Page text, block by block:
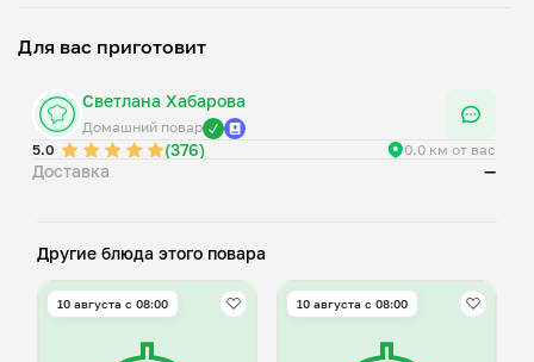
Для вас приготовит
Светлана Хабарова
Домашний повар
5.0
(376) 0.0 км от вас
Доставка —
Другие блюда этого повара
10 августа с 08:00 10 августа с 08:00